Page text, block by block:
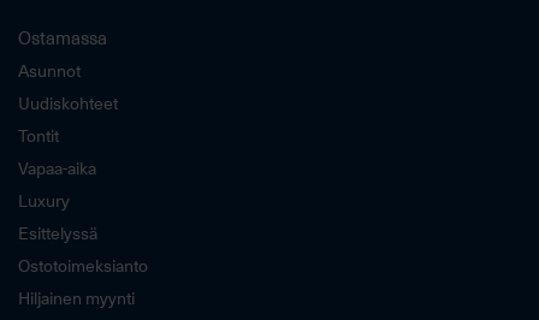
Ostamassa
Asunnot
Uudiskohteet
Tontit
Vapaa-aika
Luxury
Esittelyssä
Ostotoimeksianto
Hiljainen myynti